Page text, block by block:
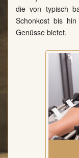
die von typisch
Schonkost bis
Genüsse bietet.